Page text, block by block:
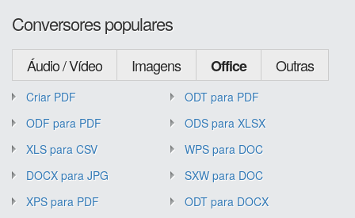
Conversores populares
Áudio / Vídeo Imagens Office Outras
Criar PDF
ODT para PDF
ODF para PDF
ODS para XLSX
XLS para CSV
WPS para DOC
DOCX para JPG
SXW para DOC
XPS para PDF
ODT para DOCX